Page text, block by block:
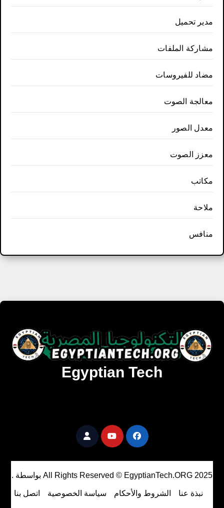
مدير تحميل
مشاركة الملفات
مضاد للفيروسات
معالجة الصوت
معدل الصور
معزز الصوت
مكاتب
ملاحة
منافس
Egyptian Tech
All Rights Reserved © EgyptianTech.ORG 2025 بواسطة .
نبذة عنا الشروط والأحكام سياسة الخصوصية اتصل بنا